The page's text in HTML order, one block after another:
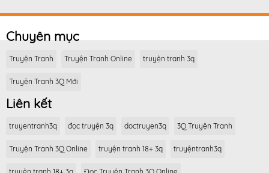
Chuyên mục
Truyện Tranh Truyện Tranh Online truyện tranh 3q
Truyện Tranh 3Q Mới
Liên kết
truyentranh3q đọc truyện 3q doctruyen3q 3Q Truyện Tranh
Truyện Tranh 3Q Online truyện tranh 18+ 3q truyệntranh3q